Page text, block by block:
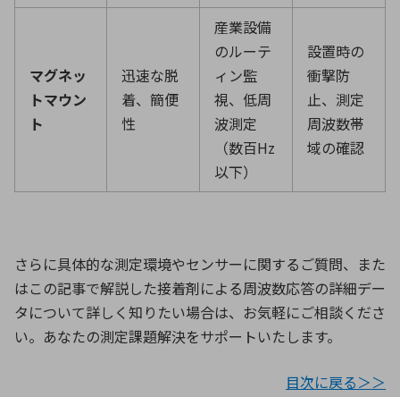
マグネッ
トマウン
ト
迅速な脱
着、簡便
性
産業設備
のルーテ
ィン監
視、低周
波測定
（数百Hz
以下）
設置時の
衝撃防
止、測定
周波数帯
域の確認
さらに具体的な測定環境やセンサーに関するご質問、また
はこの記事で解説した接着剤による周波数応答の詳細デー
タについて詳しく知りたい場合は、お気軽にご相談くださ
い。あなたの測定課題解決をサポートいたします。
目次に戻る＞＞